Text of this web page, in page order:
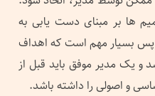
ها بر مبنای دست یابی به
بسیار مهم است که اهداف
یک مدیر موفق باید قبل از
و اصولی را داشته باشد.